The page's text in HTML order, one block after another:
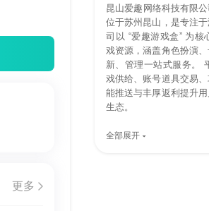
更多
昆山爱趣网络科技有限
位于苏州昆山，是专注
司以 “爱趣游戏盒” 为
戏资源，涵盖角色扮演
新、管理一站式服务。
戏供给、账号道具交易
能推送与丰厚返利提升
生态。
全部展开